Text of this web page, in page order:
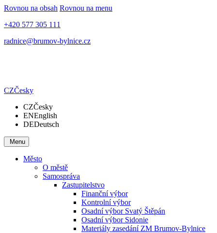
Rovnou na obsah Rovnou na menu
+420 577 305 111
radnice@brumov-bylnice.cz
CZČesky
CZČesky
ENEnglish
DEDeutsch
Menu
Město
O městě
Samospráva
Zastupitelstvo
Finanční výbor
Kontrolní výbor
Osadní výbor Svatý Štěpán
Osadní výbor Sidonie
Materiály zasedání ZM Brumov-Bylnice